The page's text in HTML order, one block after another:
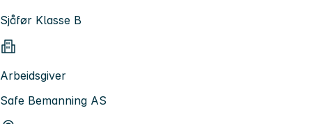
Sjåfør Klasse B
Arbeidsgiver
Safe Bemanning AS